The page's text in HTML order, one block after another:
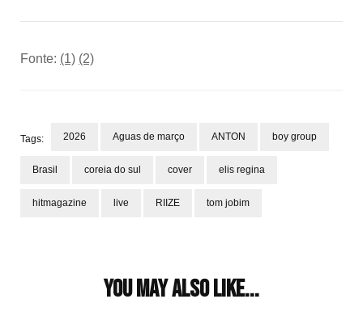
Fonte: (1) (2)
Tags: 2026 Aguas de março ANTON boy group
Brasil coreia do sul cover elis regina
hitmagazine live RIIZE tom jobim
You may also like...